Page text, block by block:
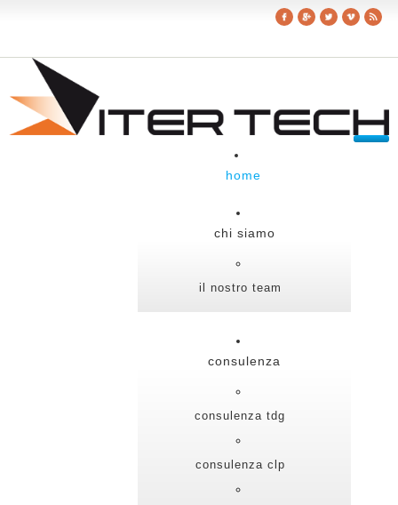
home
chi siamo
il nostro team
consulenza
consulenza tdg
consulenza clp